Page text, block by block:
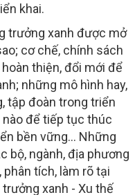
khai.
trưởng xanh được mở
cơ chế, chính sách
thiện, đổi mới để
những mô hình hay,
tập đoàn trong triển
nào để tiếp tục thúc
bền vững… Những
bộ, ngành, địa phương
tích, làm rõ tại
xanh - Xu thế